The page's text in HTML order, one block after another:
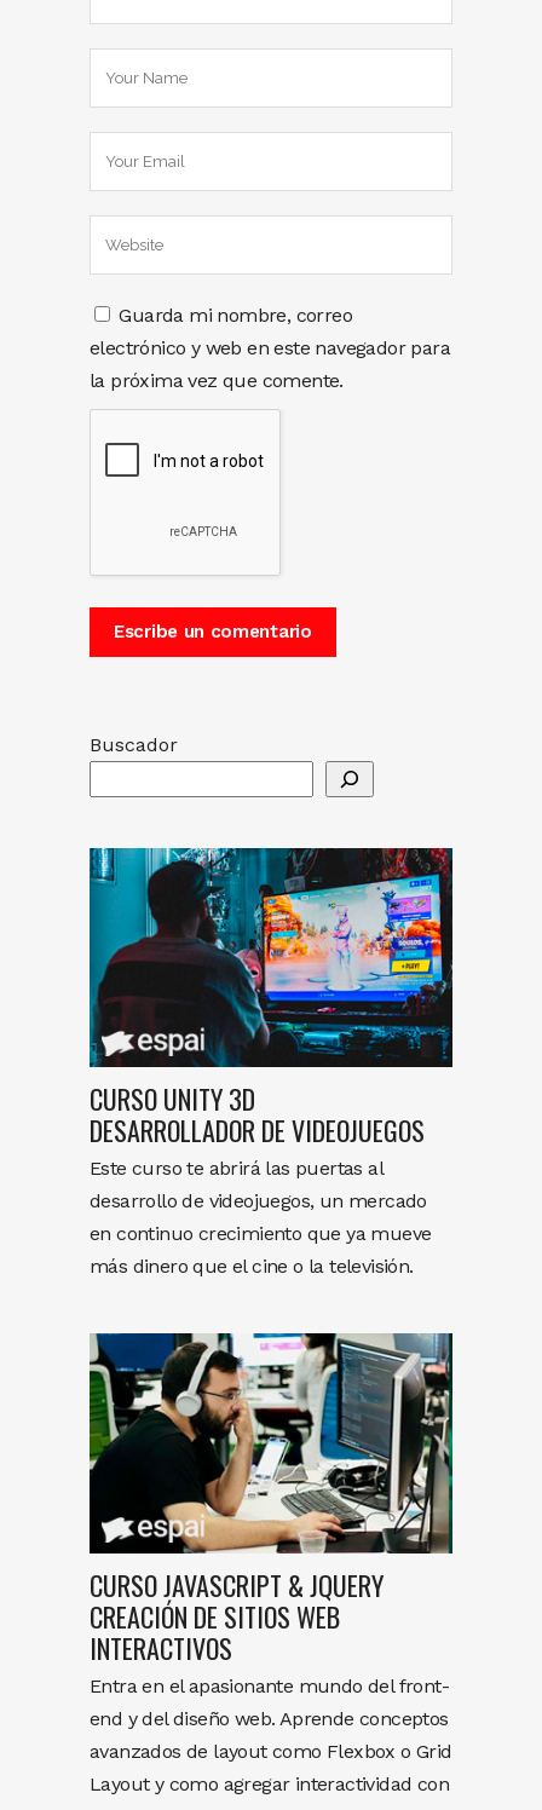
Guarda mi nombre, correo
electrónico y web en este navegador para
la próxima vez que comente.
Buscador
CURSO UNITY 3D
DESARROLLADOR DE VIDEOJUEGOS
Este curso te abrirá las puertas al
desarrollo de videojuegos, un mercado
en continuo crecimiento que ya mueve
más dinero que el cine o la televisión.
CURSO JAVASCRIPT & JQUERY
CREACIÓN DE SITIOS WEB
INTERACTIVOS
Entra en el apasionante mundo del front-
end y del diseño web. Aprende conceptos
avanzados de layout como Flexbox o Grid
Layout y como agregar interactividad con